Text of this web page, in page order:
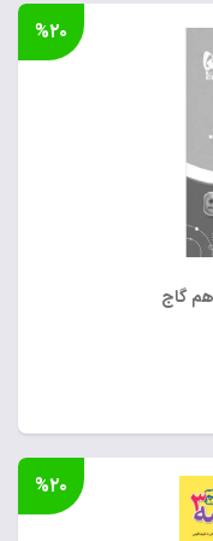
گاج
%۲۰
%۲۰